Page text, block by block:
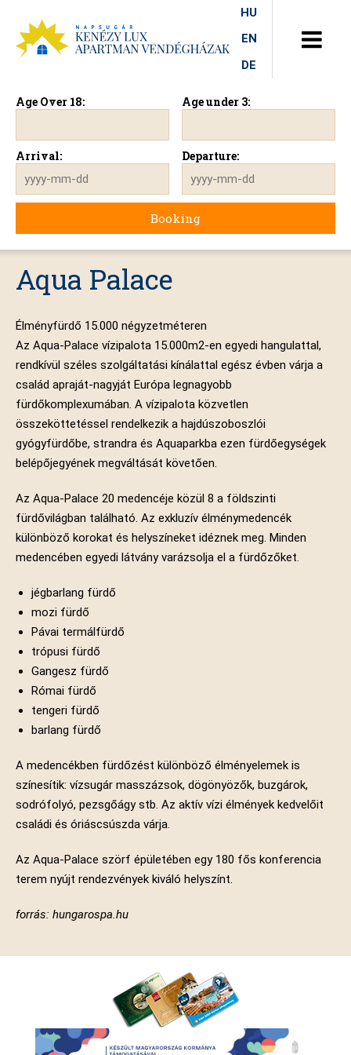
HU
EN
DE
Age Over 18: Age under 3:
Arrival: Departure:
Aqua Palace
Élményfürdő 15.000 négyzetméteren
Az Aqua-Palace vízipalota 15.000m2-en egyedi hangulattal,
rendkívül széles szolgáltatási kínálattal egész évben várja a
család apraját-nagyját Európa legnagyobb
fürdőkomplexumában. A vízipalota közvetlen
összeköttetéssel rendelkezik a hajdúszoboszlói
gyógyfürdőbe, strandra és Aquaparkba ezen fürdőegységek
belépőjegyének megváltását követően.
Az Aqua-Palace 20 medencéje közül 8 a földszinti
fürdővilágban található. Az exkluzív élménymedencék
különböző korokat és helyszíneket idéznek meg. Minden
medencében egyedi látvány varázsolja el a fürdőzőket.
jégbarlang fürdő
mozi fürdő
Pávai termálfürdő
trópusi fürdő
Gangesz fürdő
Római fürdő
tengeri fürdő
barlang fürdő
A medencékben fürdőzést különböző élményelemek is
színesítik: vízsugár masszázsok, dögönyözők, buzgárok,
sodrófolyó, pezsgőágy stb. Az aktív vízi élmények kedvelőit
családi és óriáscsúszda várja.
Az Aqua-Palace szörf épületében egy 180 fős konferencia
terem nyújt rendezvények kiváló helyszínt.
forrás: hungarospa.hu